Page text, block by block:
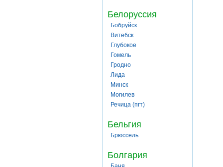
Белоруссия
Бобруйск
Витебск
Глубокое
Гомель
Гродно
Лида
Минск
Могилев
Речица (пгт)
Бельгия
Брюссель
Болгария